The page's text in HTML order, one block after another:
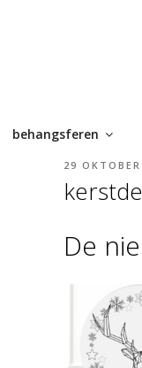
behangsferen
GEPLAATST
29
De